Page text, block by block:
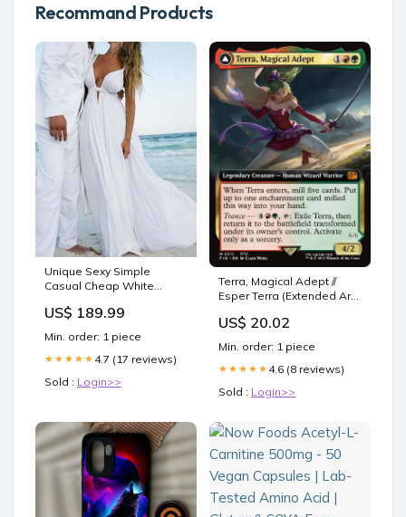
Recommand Products
Unique Sexy Simple
Casual Cheap White
WD309 champange
US$ 189.99
Min. order: 1 piece
★★★★★ 4.7 (17 reviews)
Sold : Login>>
Terra, Magical Adept //
Esper Terra (Extended Art)
US$ 20.02
Min. order: 1 piece
★★★★★ 4.6 (8 reviews)
Sold : Login>>